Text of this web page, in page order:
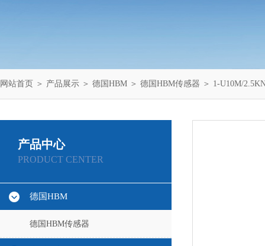
网站首页 ＞ 产品展示 ＞ 德国HBM ＞ 德国HBM传感器 ＞ 1-U10M/
产品中心
PRODUCT CENTER
德国HBM
德国HBM传感器